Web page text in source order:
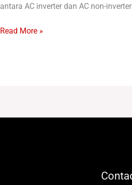
antara AC inverter dan AC non-
Read More »